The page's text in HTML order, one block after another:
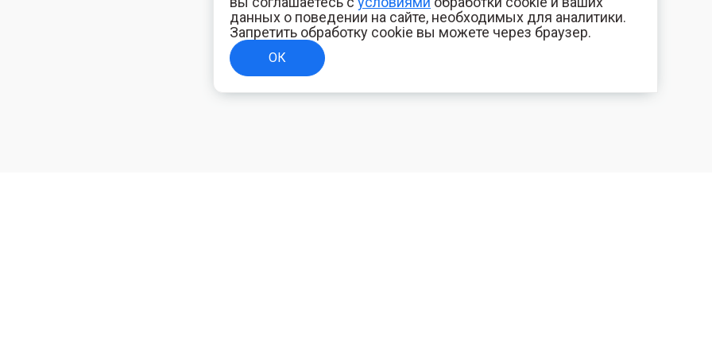
данных о поведении на сайте, необходимых для аналитики.
Запретить обработку cookie вы можете через браузер.
ОК